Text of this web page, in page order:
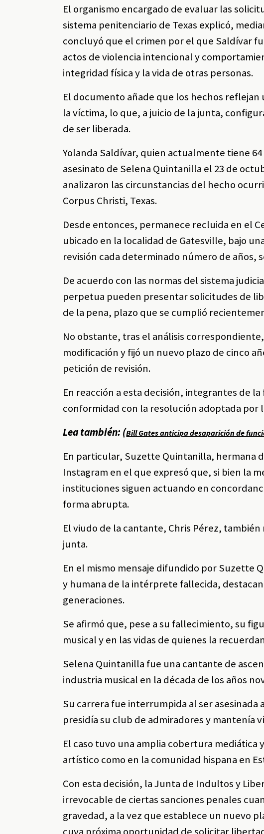
El organismo encargado de evaluar las
sistema penitenciario de Texas explicó,
concluyó que el crimen por el que Saldívar
actos de violencia intencional y
integridad física y la vida de otras personas.
El documento añade que los hechos
la víctima, lo que, a juicio de la junta,
de ser liberada.
Yolanda Saldívar, quien actualmente tiene
asesinato de Selena Quintanilla el 23 de
analizaron las circunstancias del hecho
Corpus Christi, Texas.
Desde entonces, permanece recluida en el
ubicado en la localidad de Gatesville, bajo
revisión cada determinado número de
De acuerdo con las normas del sistema
perpetua pueden presentar solicitudes de
de la pena, plazo que se cumplió
No obstante, tras el análisis
modificación y fijó un nuevo plazo de cinco
petición de revisión.
En reacción a esta decisión, integrantes de
conformidad con la resolución adoptada por
Lea también: (Bill Gates anticipa desaparición de
En particular, Suzette Quintanilla, hermana
Instagram en el que expresó que, si bien la
instituciones siguen actuando en
forma abrupta.
El viudo de la cantante, Chris Pérez,
junta.
En el mismo mensaje difundido por Suzette
y humana de la intérprete fallecida,
generaciones.
Se afirmó que, pese a su fallecimiento, su
musical y en las vidas de quienes la
Selena Quintanilla fue una cantante de
industria musical en la década de los años
Su carrera fue interrumpida al ser asesinada
presidía su club de admiradores y mantenía
El caso tuvo una amplia cobertura
artístico como en la comunidad hispana en
Con esta decisión, la Junta de Indultos y
irrevocable de ciertas sanciones penales
gravedad, a la vez que establece un nuevo